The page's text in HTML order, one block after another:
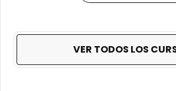
VER TODOS LOS